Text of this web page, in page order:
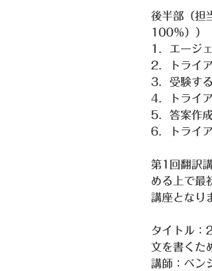
後半部（担
100％））
1．エージ
2．トライ
3．受験す
4．トライ
5．答案作
6．トライ
第1回翻訳
める上で最
講座となり
タイトル：
文を書くた
講師：ベン